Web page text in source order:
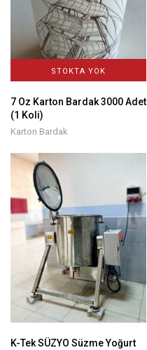
STOKTA YOK
7 Oz Karton Bardak 3000 Adet
(1 Koli)
Karton Bardak
K-Tek SÜZYO Süzme Yoğurt